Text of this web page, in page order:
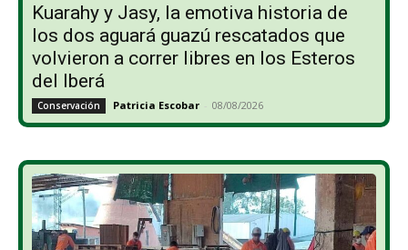
Kuarahy y Jasy, la emotiva historia de
los dos aguará guazú rescatados que
volvieron a correr libres en los Esteros
del Iberá
Conservación Patricia Escobar - 08/08/2026